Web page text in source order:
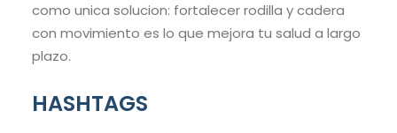
como unica solucion: fortalecer rodilla y cadera
con movimiento es lo que mejora tu salud a largo
plazo.
HASHTAGS